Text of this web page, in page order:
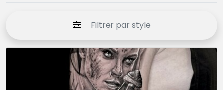
Filtrer par style